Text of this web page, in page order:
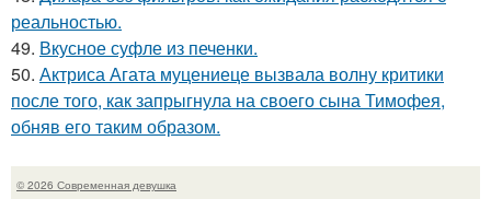
реальностью.
49. Вкусное суфле из печенки.
50. Актриса Агата муцениеце вызвала волну критики
после того, как запрыгнула на своего сына Тимофея,
обняв его таким образом.
© 2026 Современная девушка